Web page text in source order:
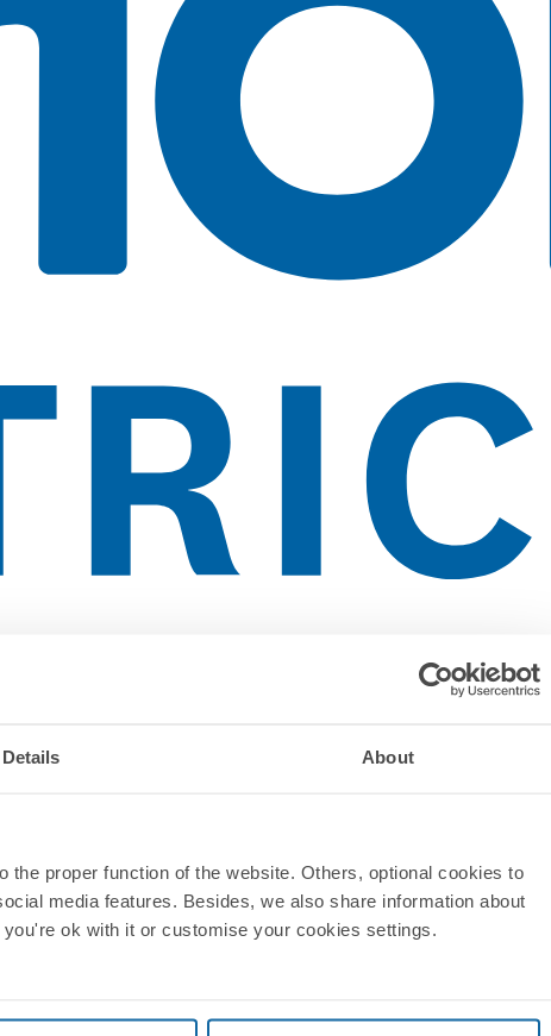
Details About
proper function of the website. Others, optional cookies to
media features. Besides, we also share information about
ok with it or customise your cookies settings.